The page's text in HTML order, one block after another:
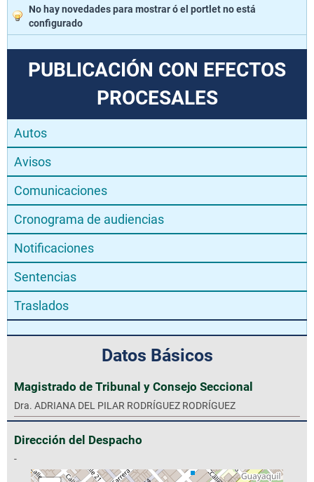
No hay novedades para mostrar ó el portlet no está
configurado
PUBLICACIÓN CON EFECTOS
PROCESALES
Autos
Avisos
Comunicaciones
Cronograma de audiencias
Notificaciones
Sentencias
Traslados
Datos Básicos
Magistrado de Tribunal y Consejo Seccional
Dra. ADRIANA DEL PILAR RODRÍGUEZ RODRÍGUEZ
Dirección del Despacho
-